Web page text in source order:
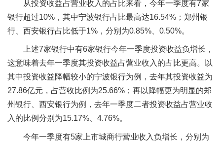
从投资收益占营业收入的占比来看，今年一季度有7家
银行超过10%，其中宁波银行占比最高达16.54%；郑州银
行、西安银行占比低于1%，分别为0.85%、0.50%。
上述7家银行中有6家银行今年一季度投资收益负增长，
这意味着去年一季度其投资收益占营业收入的占比更高。以
其中投资收益降幅较小的宁波银行为例，去年其投资收益为
27.86亿元，占营收比例为25.66%；再以降幅更为明显的郑
州银行、西安银行为例，去年一季度二者投资收益占营业收
入的比例分别为15.17%、4.76%。
今年一季度有5家上市城商行营业收入负增长，分别为